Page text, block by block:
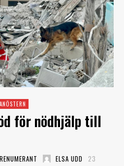
för nödhjälp till
ELSA UDD
23